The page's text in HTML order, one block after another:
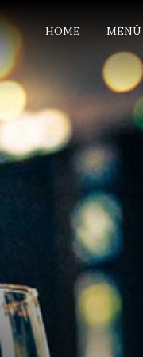
HOME MENÜ